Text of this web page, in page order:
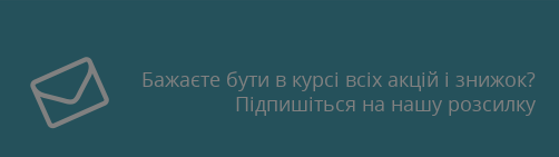
Бажаєте бути в курсі всіх акцій і знижок?
Підпишіться на нашу розсилку